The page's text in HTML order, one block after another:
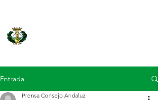
Entrada
Prensa Consejo Andaluz